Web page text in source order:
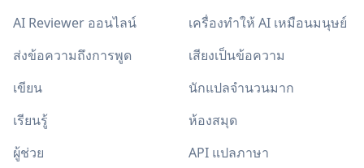
AI Reviewer ออนไลน์
เครื่องทำให้ AI เหมือนมนุษย์
ส่งข้อความถึงการพูด
เสียงเป็นข้อความ
เขียน
นักแปลจำนวนมาก
เรียนรู้
ห้องสมุด
ผู้ช่วย
API แปลภาษา